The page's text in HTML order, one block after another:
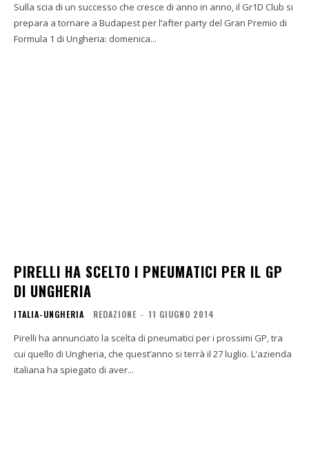
Sulla scia di un successo che cresce di anno in anno, il Gr1D Club si
prepara a tornare a Budapest per l’after party del Gran Premio di
Formula 1 di Ungheria: domenica...
PIRELLI HA SCELTO I PNEUMATICI PER IL GP
DI UNGHERIA
ITALIA-UNGHERIA REDAZIONE - 11 GIUGNO 2014
Pirelli ha annunciato la scelta di pneumatici per i prossimi GP, tra
cui quello di Ungheria, che quest’anno si terrà il 27 luglio. L'azienda
italiana ha spiegato di aver...